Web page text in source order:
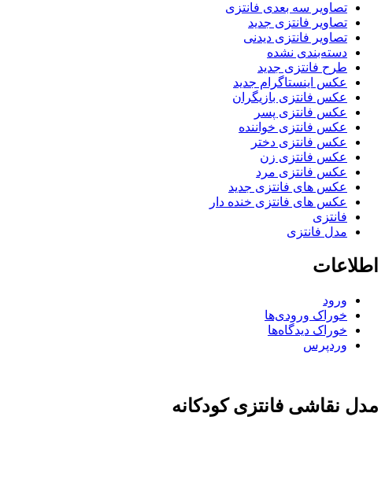
تصاویر سه بعدی فانتزی
تصاویر فانتزی جدید
تصاویر فانتزی دیدنی
دسته‌بندی نشده
طرح فانتزی جدید
عکس اینستاگرام جدید
عکس فانتزی بازیگران
عکس فانتزی پسر
عکس فانتزی خواننده
عکس فانتزی دختر
عکس فانتزی زن
عکس فانتزی مرد
عکس های فانتزی جدید
عکس های فانتزی خنده دار
فانتزی
مدل فانتزی
اطلاعات
ورود
خوراک ورودی‌ها
خوراک دیدگاه‌ها
وردپرس
مدل نقاشی فانتزی کودکانه